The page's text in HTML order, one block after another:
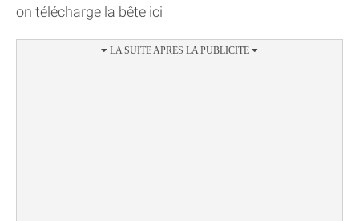
on télécharge la bête ici